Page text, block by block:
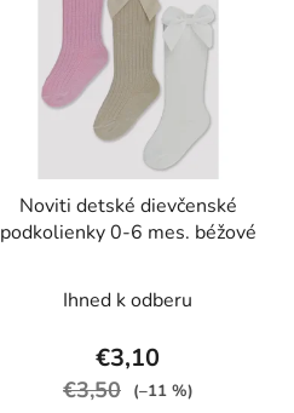
Noviti detské dievčenské
podkolienky 0-6 mes. béžové
Ihned k odberu
€3,10
€3,50 (–11 %)